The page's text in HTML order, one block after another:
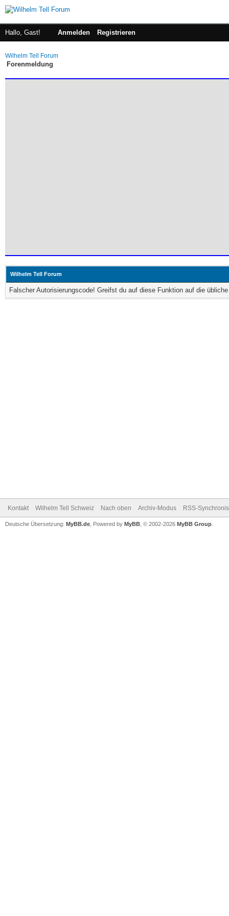
Hallo, Gast! Anmelden Registrieren
Wilhelm Tell Forum
Forenmeldung
Wilhelm Tell Forum
Falscher Autorisierungscode! Greifst du auf diese Funktion auf die
Kontakt Wilhelm Tell Schweiz Nach oben Archiv-Modus RSS-
Deutsche Übersetzung: MyBB.de , Powered by MyBB , © 2002-2026 MyBB Group